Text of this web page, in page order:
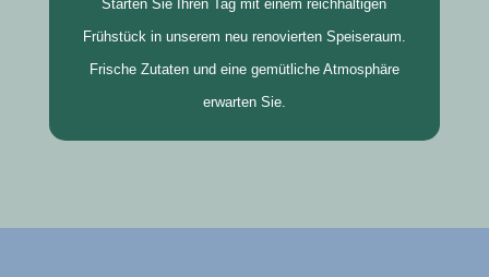
Starten Sie Ihren Tag mit einem reichhaltigen
Frühstück in unserem neu renovierten Speiseraum.
Frische Zutaten und eine gemütliche Atmosphäre
erwarten Sie.